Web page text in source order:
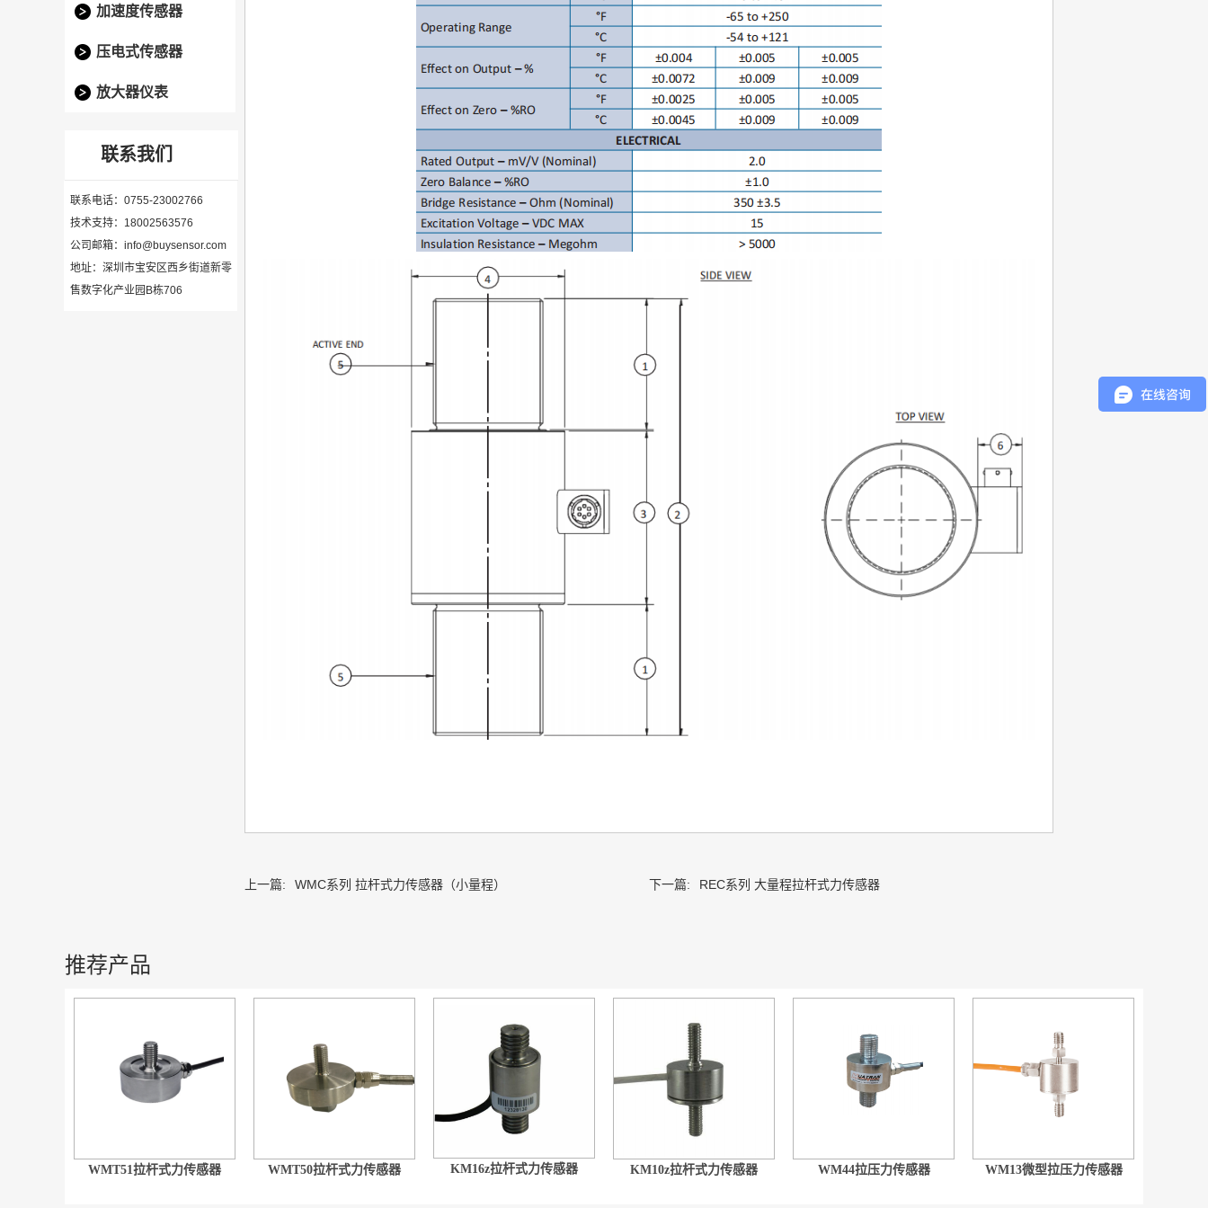
加速度传感器
压电式传感器
放大器仪表
联系我们
联系电话：0755-23002766
技术支持：18002563576
公司邮箱：info@buysensor.com
地址：深圳市宝安区西乡街道新零
售数字化产业园B栋706
上一篇: WMC系列 拉杆式力传感器（小量程） 下一篇: REC系列 大量程拉杆式力传感器
推荐产品
WMT51拉杆式力传感器 WMT50拉杆式力传感器 KM16z拉杆式力传感器 KM10z拉杆式力传感器 WM44拉压力传感器 WM13微型拉压力传感器